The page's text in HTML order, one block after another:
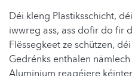
Déi kleng Plastiksschicht,
iwwreg ass, ass dofir do fir
Flëssegkeet ze schützen,
Gedrénks enthalen